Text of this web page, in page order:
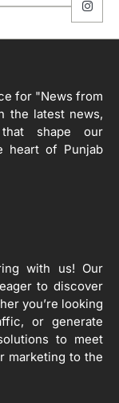
ਟਾਊਨਹਾਲ
ਕੋਸ਼ਿਸ਼ ਕਰ ਰਹੇ
ਫਾਰ ਕਾਟਨ
ਬਧਾਈ ਵਿਖੇ ‘ਖੇਤ
ਦੇ ਮੈਂਬਰ
ਡਿਜੀਟਾਈਜ਼ੇਸ਼ਨ
ਜ਼ਿਲ੍ਹਾ ਚੋਣ
for "News from
the latest news,
shape our
heart of Punjab
with us! Our
to discover
you’re looking
or generate
to meet
marketing to the